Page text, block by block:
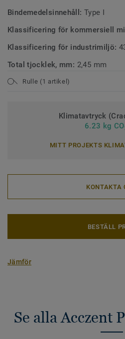
Bindemedelsinnehåll: Type I
Klassificering för kommersiell
Klassificering för industrimiljö:
Total tjocklek, mm: 2,45 mm
Rulle (1 artikel)
Klimatavtryck
6.23 kg CO
MITT PROJEKTS
KONTAKTA
BESTÄLL
Jämför
Se alla Acczent